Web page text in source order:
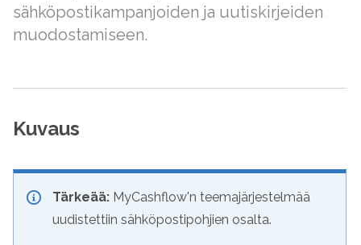
sähköpostikampanjoiden ja uutiskirjeiden
muodostamiseen.
Kuvaus
Tärkeää: MyCashflow'n teemajärjestelmää
uudistettiin sähköpostipohjien osalta.